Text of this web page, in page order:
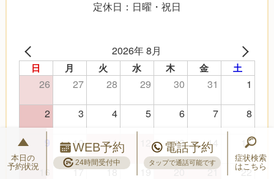
定休日：日曜・祝日
2026年 8月
日 月 火 水 木 金 土
26 27 28 29 30 31
1
2
3 4 5 6 7 8
9 10 11 13 14
15
16
17 18 19 20 21 22
本日の
予約状況
WEB予約
24時間受付中
電話予約
タップで通話可能です
症状検索
はこちら